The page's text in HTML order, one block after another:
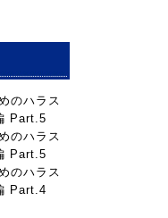
のハラス
Part.5
のハラス
Part.5
のハラス
Part.4